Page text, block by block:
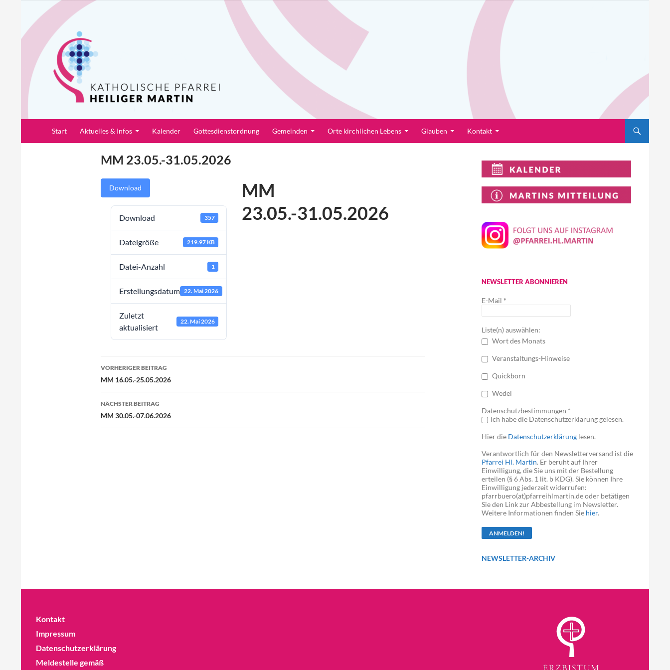
springen
Pfarrei Heiliger Martin
Start Aktuelles & Infos Kalender Gottesdienstordnung Gemeinden Orte kirchlichen Lebens Glauben Kontakt
MM 23.05.-31.05.2026
Download
Download 357
Dateigröße 219.97 KB
Datei-Anzahl 1
Erstellungsdatum 22. Mai 2026
Zuletzt
aktualisiert
22. Mai 2026
MM
23.05.-31.05.2026
Beitragsnavigation
VORHERIGER BEITRAG
MM 16.05.-25.05.2026
NÄCHSTER BEITRAG
MM 30.05.-07.06.2026
NEWSLETTER ABONNIEREN
E-Mail *
Liste(n) auswählen:
Wort des Monats
Veranstaltungs-Hinweise
Quickborn
Wedel
Datenschutzbestimmungen *
Ich habe die Datenschutzerklärung gelesen.
Hier die Datenschutzerklärung lesen.
Verantwortlich für den Newsletterversand ist die
Pfarrei Hl. Martin. Er beruht auf Ihrer
Einwilligung, die Sie uns mit der Bestellung
erteilen (§ 6 Abs. 1 lit. b KDG). Sie können Ihre
Einwilligung jederzeit widerrufen:
pfarrbuero(at)pfarreihlmartin.de oder betätigen
Sie den Link zur Abbestellung im Newsletter.
Weitere Informationen finden Sie hier.
NEWSLETTER-ARCHIV
Kontakt
Impressum
Datenschutzerklärung
Meldestelle gemäß